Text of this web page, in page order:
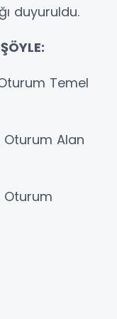
duyuruldu.
Temel
Oturum Alan
Oturum